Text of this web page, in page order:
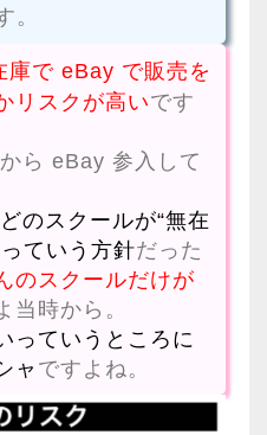
。
庫で eBay で販売を
リスクが高いです
ら eBay 参入して
のスクールが“無在
ていう方針だった
のスクールだけが
当時から。
っていうところに
ャ ですよね。